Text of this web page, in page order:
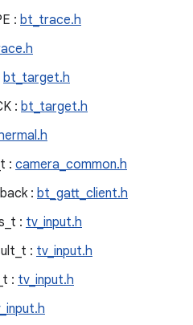
: bt_trace.h
bt_target.h
: bt_target.h
: camera_common.h
: bt_gatt_client.h
: tv_input.h
: tv_input.h
: tv_input.h